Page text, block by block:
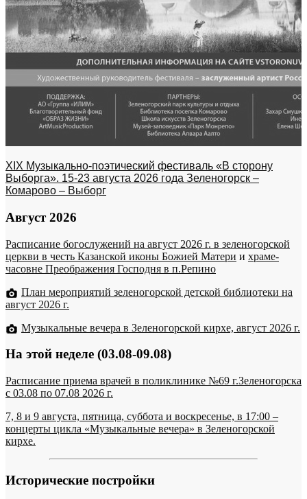
XIX Музыкально-поэтический фестиваль «В сторону
Выборга». 15-23 августа 2026 года Зеленогорск –
Комарово – Выборг
Август 2026
Расписание богослужений на август 2026 г. в зеленогорской
церкви в честь Казанской иконы Божией Матери и храме-
часовне Преображения Господня в п.Репино
План мероприятий зеленогорской детской библиотеки на
август 2026 г.
Музыкальные вечера в Зеленогорской кирхе, август 2026 г.
На этой неделе (03.08-09.08)
Расписание приема врачей в поликлинике №69 г.Зеленогорска
c 03.08 по 07.08 2026 г.
7, 8 и 9 августа, пятница, суббота и воскресенье, в 17:00 –
концерты цикла «Музыкальные вечера» в Зеленогорской
кирхе.
Исторические постройки